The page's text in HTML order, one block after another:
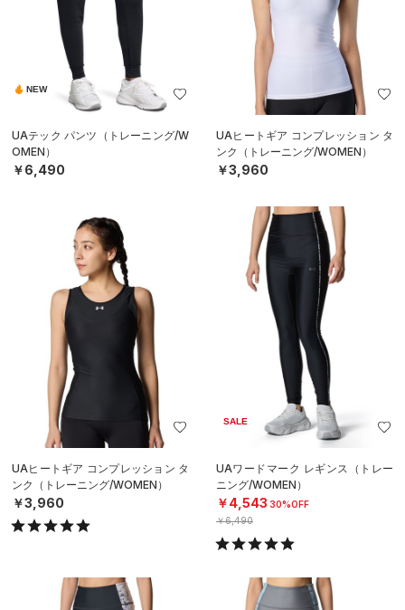
NEW
UAテック パンツ（トレーニング/W
OMEN）
￥6,490
UAヒートギア コンプレッション タ
ンク（トレーニング/WOMEN）
￥3,960
UAヒートギア コンプレッション タ
ンク（トレーニング/WOMEN）
￥3,960
SALE
UAワードマーク レギンス（トレー
ニング/WOMEN）
￥4,543 30%OFF
￥6,490